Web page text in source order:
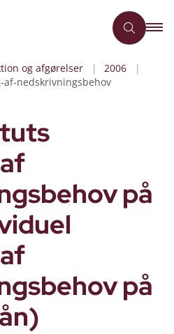
og afgørelser
2006
nedskrivningsbehov
på
på